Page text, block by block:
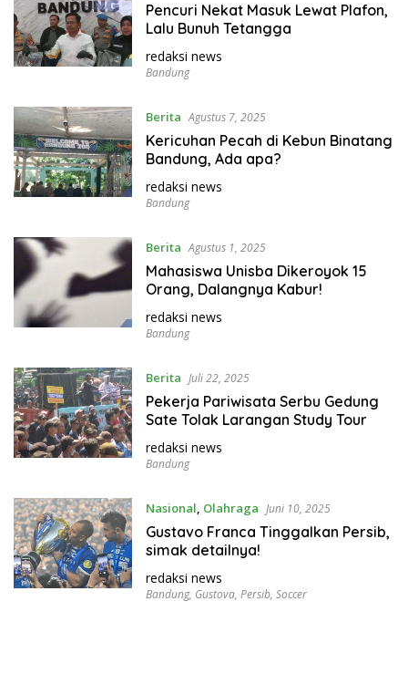
Pencuri Nekat Masuk Lewat Plafon,
Lalu Bunuh Tetangga
redaksi news
Bandung
Berita Agustus 7, 2025
Kericuhan Pecah di Kebun Binatang
Bandung, Ada apa?
redaksi news
Bandung
Berita Agustus 1, 2025
Mahasiswa Unisba Dikeroyok 15
Orang, Dalangnya Kabur!
redaksi news
Bandung
Berita Juli 22, 2025
Pekerja Pariwisata Serbu Gedung
Sate Tolak Larangan Study Tour
redaksi news
Bandung
Nasional, Olahraga Juni 10, 2025
Gustavo Franca Tinggalkan Persib,
simak detailnya!
redaksi news
Bandung, Gustova, Persib, Soccer